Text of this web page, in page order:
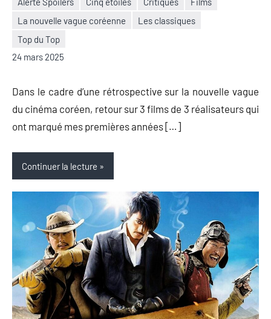
La nouvelle vague coréenne
Les classiques
Top du Top
24 mars 2025
Nicolas
Auger
Aucun
commentaire
Dans le cadre d’une rétrospective sur la nouvelle vague
du cinéma coréen, retour sur 3 films de 3 réalisateurs qui
ont marqué mes premières années […]
Continuer la lecture